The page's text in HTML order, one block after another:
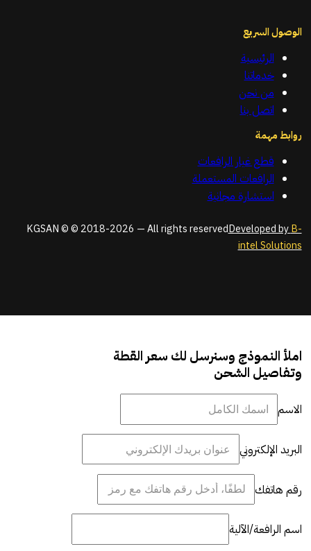
الوصول السريع
الرئيسية
خدماتنا
من نحن
اتصل بنا
روابط مهمة
قطع غيار الرافعات
الرافعات المستعملة
استشارة مجانية
KGSAN © © 2018-2026 — All rights reservedDeveloped byB-
intel Solutions
املأ النموذج وسنرسل لك سعر القطة
وتفاصيل الشحن
الاسم
البريد الإلكتروني
رقم هاتفك
اسم الرافعة/الآلية